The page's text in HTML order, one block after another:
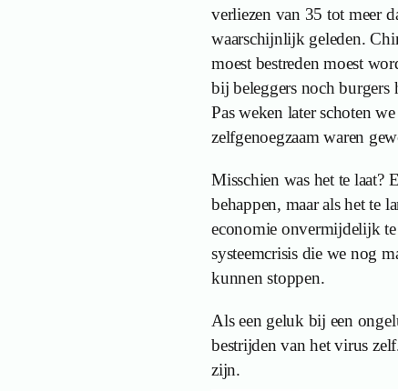
verliezen van 35 tot meer
waarschijnlijk geleden.
moest bestreden moest
bij beleggers noch burgers
Pas weken later schoten
zelfgenoegzaam waren
Misschien was het te laat?
behappen, maar als het te
economie onvermijdelijk
systeemcrisis die we nog
kunnen stoppen.
Als een geluk bij een
bestrijden van het virus
zijn.